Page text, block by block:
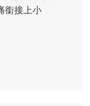
養成。爸爸
每個重要的